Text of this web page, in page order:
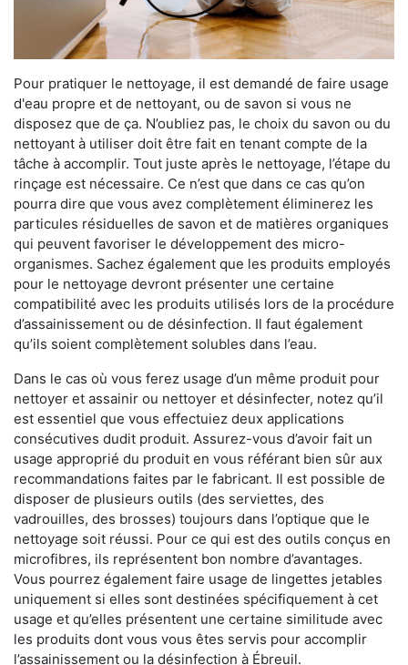
Pour pratiquer le nettoyage, il est demandé de faire usage
d'eau propre et de nettoyant, ou de savon si vous ne
disposez que de ça. N’oubliez pas, le choix du savon ou du
nettoyant à utiliser doit être fait en tenant compte de la
tâche à accomplir. Tout juste après le nettoyage, l’étape du
rinçage est nécessaire. Ce n’est que dans ce cas qu’on
pourra dire que vous avez complètement éliminerez les
particules résiduelles de savon et de matières organiques
qui peuvent favoriser le développement des micro-
organismes. Sachez également que les produits employés
pour le nettoyage devront présenter une certaine
compatibilité avec les produits utilisés lors de la procédure
d’assainissement ou de désinfection. Il faut également
qu’ils soient complètement solubles dans l’eau.
Dans le cas où vous ferez usage d’un même produit pour
nettoyer et assainir ou nettoyer et désinfecter, notez qu’il
est essentiel que vous effectuiez deux applications
consécutives dudit produit. Assurez-vous d’avoir fait un
usage approprié du produit en vous référant bien sûr aux
recommandations faites par le fabricant. Il est possible de
disposer de plusieurs outils (des serviettes, des
vadrouilles, des brosses) toujours dans l’optique que le
nettoyage soit réussi. Pour ce qui est des outils conçus en
microfibres, ils représentent bon nombre d’avantages.
Vous pourrez également faire usage de lingettes jetables
uniquement si elles sont destinées spécifiquement à cet
usage et qu’elles présentent une certaine similitude avec
les produits dont vous vous êtes servis pour accomplir
l’assainissement ou la désinfection à Ébreuil.